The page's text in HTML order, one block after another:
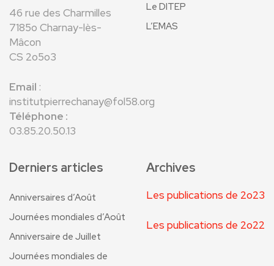
46 rue des Charmilles
7185o Charnay-lès-
Mâcon
CS 2o5o3
Email :
institutpierrechanay@fol58.org
Téléphone :
03.85.20.50.13
Le DITEP
L’EMAS
Derniers articles
Anniversaires d’Août
Journées mondiales d’Août
Anniversaire de Juillet
Journées mondiales de
Archives
Les publications de 2o23
Les publications de 2o22